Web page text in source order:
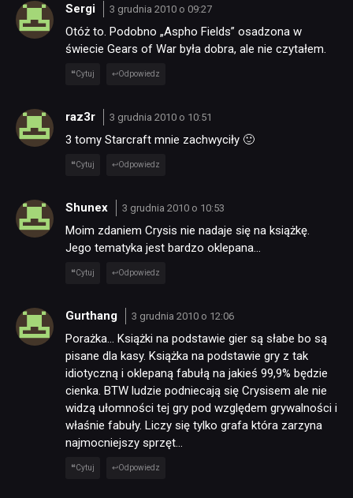
Sergi 3 grudnia 2010 o 09:27
Otóż to. Podobno „Aspho Fields” osadzona w
świecie Gears of War była dobra, ale nie czytałem.
Cytuj Odpowiedz
raz3r 3 grudnia 2010 o 10:51
3 tomy Starcraft mnie zachwyciły 🙂
Cytuj Odpowiedz
Shunex 3 grudnia 2010 o 10:53
Moim zdaniem Crysis nie nadaje się na książkę.
Jego tematyka jest bardzo oklepana…
Cytuj Odpowiedz
Gurthang 3 grudnia 2010 o 12:06
Porażka… Książki na podstawie gier są słabe bo są
pisane dla kasy. Książka na podstawie gry z tak
idiotyczną i oklepaną fabułą na jakieś 99,9% będzie
cienka. BTW ludzie podniecają się Crysisem ale nie
widzą ułomności tej gry pod względem grywalności i
właśnie fabuły. Liczy się tylko grafa która zarzyna
najmocniejszy sprzęt…
Cytuj Odpowiedz